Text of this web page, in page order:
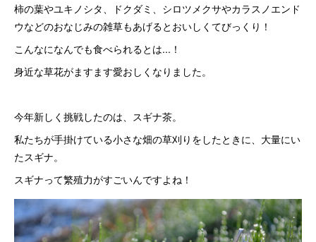
柿の葉やユキノシタ、ドクダミ、シロツメクサやカラスノエンド
ウなどのおなじみの雑草もあげるとおいしくてびっくり！
こんなになんでも食べられるとは...！
身近な草花がますます愛おしくなりました。
今年新しく挑戦したのは、スギナ茶。
私たちが手掛けている小さな畑の草刈りをしたときに、大量にい
たスギナ。
スギナって繁殖力がすごいんですよね！